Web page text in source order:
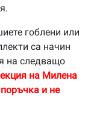
гоблени или
са начин
на следващо
на Милена
и не